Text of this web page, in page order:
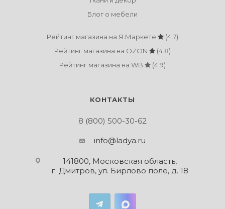
Блог о мебели
Рейтинг магазина на Я.Маркете
(4.7)
Рейтинг магазина на OZON
(4.8)
Рейтинг магазина на WB
(4.9)
КОНТАКТЫ
8 (800) 500-30-62
info@ladya.ru
141800, Московская область,
г. Дмитров, ул. Бирлово поле, д. 18